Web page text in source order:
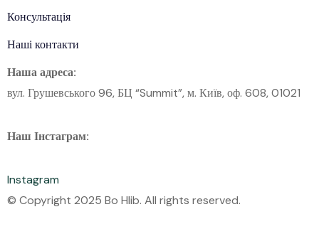
Консультація
Наші контакти
Наша адреса:
вул. Грушевського 96, БЦ “Summit”, м. Київ, оф. 608, 01021
Наш Інстаграм:
Instagram
© Copyright 2025 Bo Hlib. All rights reserved.